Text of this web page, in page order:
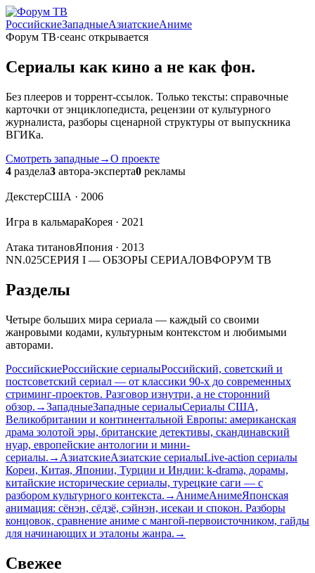
РоссийскиеЗападныеАзиатскиеАниме
Форум ТВ·сеанс открывается
Сериалы как кино а не как фон.
Без плееров и торрент-ссылок. Только тексты: справочные
карточки от энциклопедиста, рецензии от культурного
журналиста, разборы сценарной структуры от выпускника
ВГИКа.
Смотреть западные→О проекте
4 раздела3 автора-эксперта0 рекламы
ДекстерСША · 2006
Игра в кальмараКорея · 2021
Атака титановЯпония · 2013
NN.025СЕРИЯ I — ОБЗОРЫ СЕРИАЛОВФОРУМ ТВ
Разделы
Четыре больших мира сериала — каждый со своими
жанровыми кодами, культурным контекстом и любимыми
авторами.
РоссийскиеРоссийские сериалыРоссийский, советский и
постсоветский сериал — от классики 90-х до современных
стриминг-проектов. Разговор изнутри, а не сторонний
обзор. →ЗападныеЗападные сериалыСериалы США,
Великобритании и континентальной Европы: американская
драма золотой эры, британские детективы, скандинавский
нуар, европейские антологии и мини-
сериалы. → АзиатскиеАзиатские сериалыLive-action сериалы
Кореи, Китая, Японии, Турции и Индии: k-drama, дорамы,
китайские исторические сериалы, турецкие саги — с
разбором культурного контекста. → АнимеАнимеЯпонская
анимация: сёнэн, сёдзё, сэйнэн, исекаи и спокон. Разборы
концовок, сравнение аниме с мангой-первоисточником, гайды
для начинающих и эталоны жанра. →
Свежее